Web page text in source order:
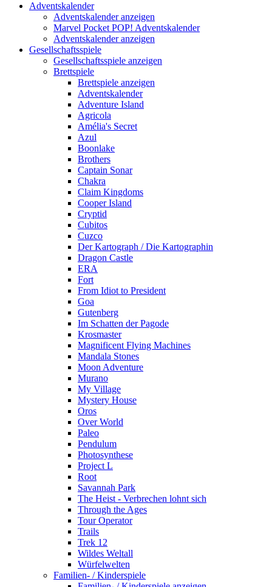
Adventskalender
Adventskalender anzeigen
Marvel Pocket POP! Adventskalender
Adventskalender anzeigen
Gesellschaftsspiele
Gesellschaftsspiele anzeigen
Brettspiele
Brettspiele anzeigen
Adventskalender
Adventure Island
Agricola
Amélia's Secret
Azul
Boonlake
Brothers
Captain Sonar
Chakra
Claim Kingdoms
Cooper Island
Cryptid
Cubitos
Cuzco
Der Kartograph / Die Kartographin
Dragon Castle
ERA
Fort
From Idiot to President
Goa
Gutenberg
Im Schatten der Pagode
Krosmaster
Magnificent Flying Machines
Mandala Stones
Moon Adventure
Murano
My Village
Mystery House
Oros
Over World
Paleo
Pendulum
Photosynthese
Project L
Root
Savannah Park
The Heist - Verbrechen lohnt sich
Through the Ages
Tour Operator
Trails
Trek 12
Wildes Weltall
Würfelwelten
Familien- / Kinderspiele